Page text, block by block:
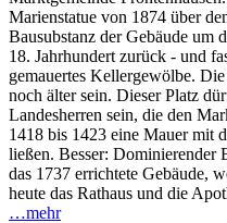
Marienstatue von 1874 über
Bausubstanz der Gebäude um
18. Jahrhundert zurück - und
gemauertes Kellergewölbe.
noch älter sein. Dieser Platz
Landesherren sein, die den
1418 bis 1423 eine Mauer mit
ließen. Besser: Dominierender
das 1737 errichtete Gebäude,
heute das Rathaus und die
…mehr